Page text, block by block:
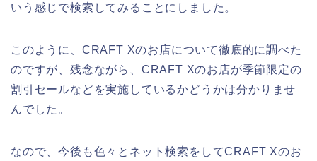
いう感じで検索してみることにしました。
このように、CRAFT Xのお店について徹底的に調べた
のですが、残念ながら、CRAFT Xのお店が季節限定の
割引セールなどを実施しているかどうかは分かりませ
んでした。
なので、今後も色々とネット検索をしてCRAFT Xのお